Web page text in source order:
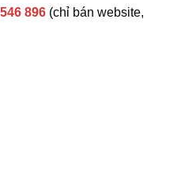
896 (chỉ bán website,